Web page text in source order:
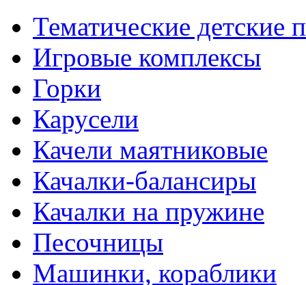
Тематические детские
Игровые комплексы
Горки
Карусели
Качели маятниковые
Качалки-балансиры
Качалки на пружине
Песочницы
Машинки, кораблики